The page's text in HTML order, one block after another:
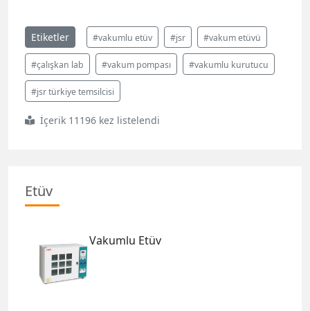
Etiketler #vakumlu etüv #jsr #vakum etüvü
#çalışkan lab #vakum pompası #vakumlu kurutucu
#jsr türkiye temsilcisi
İçerik 11196 kez listelendi
Etüv
Vakumlu Etüv